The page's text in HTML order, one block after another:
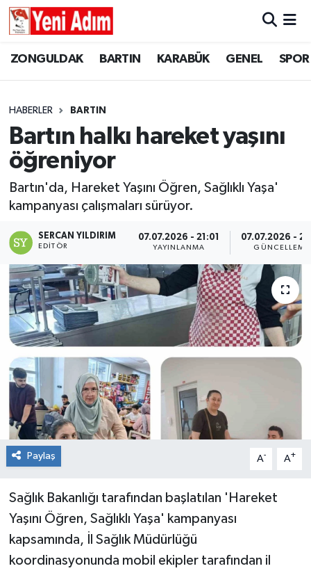
ZONGULDAK BARTIN KARABÜK GENEL SPOR
HABERLER BARTIN
Bartın halkı hareket yaşını
öğreniyor
Bartın'da, Hareket Yaşını Öğren, Sağlıklı Yaşa'
kampanyası çalışmaları sürüyor.
SERCAN YILDIRIM
EDITÖR
07.07.2026 - 21:01
YAYINLANMA
07.07.2026 -
GÜNCELLEME
Paylaş A- A+
Sağlık Bakanlığı tarafından başlatılan 'Hareket
Yaşını Öğren, Sağlıklı Yaşa' kampanyası
kapsamında, İl Sağlık Müdürlüğü
koordinasyonunda mobil ekipler tarafından il
ZONGULDAK
GÜNCEL
SİYASET
RESMİ İLAN
ZONGULDAK
GENEL
SPOR
SİYASET
SAĞLIK
GÜNCEL
RESMİ İLAN
Künye
Zonguldak Hava Durumu
Tüm Manşetler
Son Dakika Haberleri
Haber Arşivi